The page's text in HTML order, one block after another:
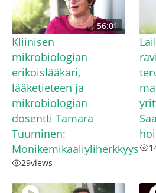
56:01
Kliinisen
mikrobiologian
erikoislääkäri,
lääketieteen ja
mikrobiologian
dosentti Tamara
Tuuminen:
Monikemikaaliyliherkkyys
29views